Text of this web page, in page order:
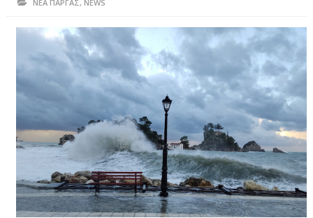
ΗΠΕΙΡΟΣ
ΠΡΕΒΕΖΑ
ΑΡΤΑ
ΙΩΑΝΝΙΝΑ
ΘΕΣΠΡΩΤΙΑ
ΙΟΝΙΑ ΝΗΣΙΑ
ΚΑΙ ΕΛΛΑΔΑ
ΥΓΕΙΑ-ΟΜΟΡΦΙΑ
ΝΕΑ ΠΑΡΓΑΣ, NEWS